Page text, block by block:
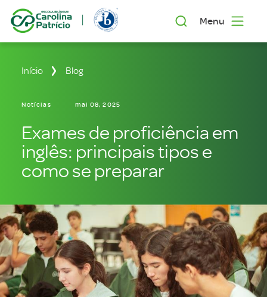
Menu
Início Blog
Notícias mai 08, 2025
Exames de proficiência em
inglês: principais tipos e
como se preparar